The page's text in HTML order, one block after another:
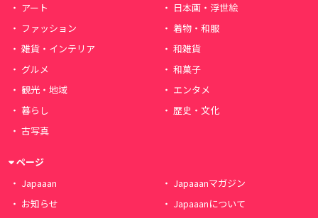
アート
日本画・浮世絵
ファッション
着物・和服
雑貨・インテリア
和雑貨
グルメ
和菓子
観光・地域
エンタメ
暮らし
歴史・文化
古写真
ページ
Japaaan
Japaaanマガジン
お知らせ
Japaaanについて